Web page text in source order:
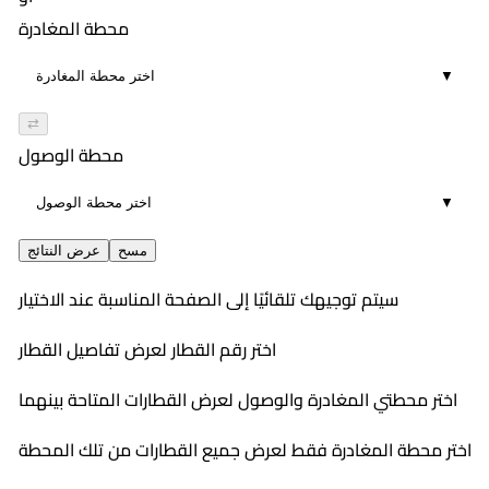
01:29٩:٠٨ PM
01:26
14
محطة المغادرة
▼
⇄
محطة الوصول
▼
عرض النتائج مسح
سيتم توجيهك تلقائيًا إلى الصفحة المناسبة عند الاختيار
اختر رقم القطار لعرض تفاصيل القطار
اختر محطتي المغادرة والوصول لعرض القطارات المتاحة بينهما
اختر محطة المغادرة فقط لعرض جميع القطارات من تلك المحطة